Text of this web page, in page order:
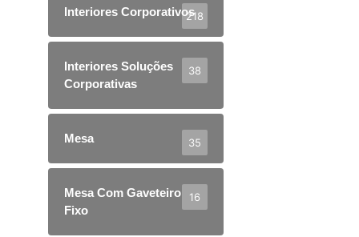
Interiores Corporativos218
Interiores Soluções
Corporativas
38
Mesa 35
Mesa Com Gaveteiro
Fixo
16